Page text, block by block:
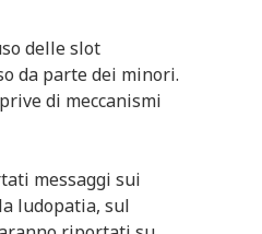
delle slot
da parte dei minori.
di meccanismi
messaggi sui
ludopatia, sul